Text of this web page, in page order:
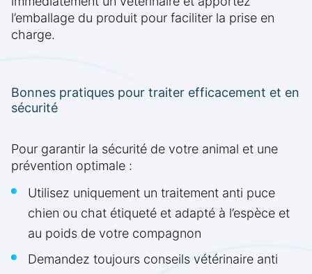
l’emballage du produit pour faciliter la prise en
charge.
Bonnes pratiques pour traiter efficacement et en
sécurité
Pour garantir la sécurité de votre animal et une
prévention optimale :
Utilisez uniquement un traitement anti puce
chien ou chat étiqueté et adapté à l’espèce et
au poids de votre compagnon
Demandez toujours conseils vétérinaire anti